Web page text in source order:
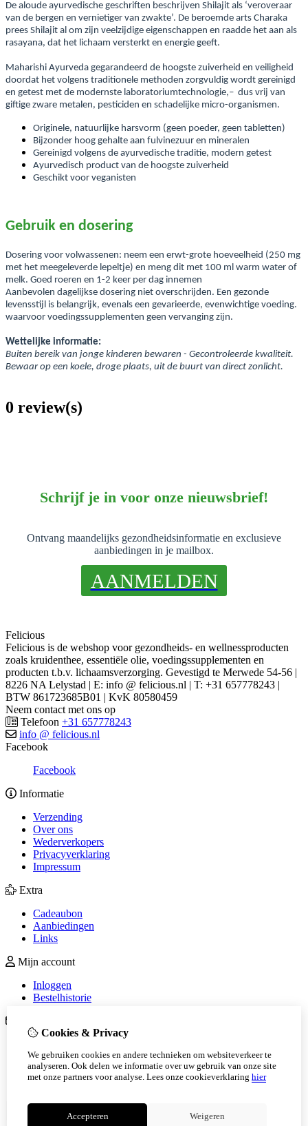
De aloude ayurvedische geschriften beschrijven Shilajit als ‘veroveraar
van de bergen en vernietiger van zwakte’. De beroemde arts Charaka
prees Shilajit al om zijn veelzijdige eigenschappen en raadde het aan als
rasayana, dat het lichaam versterkt en energie geeft.
Maharishi Ayurveda gegarandeerd de hoogste zuiverheid en veiligheid
doordat het volgens traditionele methoden zorgvuldig wordt gereinigd
en getest met de modernste laboratoriumtechnologie,– dus vrij van
giftige zware metalen, pesticiden en schadelijke micro-organismen.
Originele, natuurlijke harsvorm (geen poeder, geen tabletten)
Bijzonder hoog gehalte aan fulvinezuur en mineralen
Gereinigd volgens de ayurvedische traditie, modern getest
Ayurvedisch product van de hoogste zuiverheid
Geschikt voor veganisten
Gebruik en dosering
Dosering voor volwassenen: neem een erwt-grote hoeveelheid (250 mg
met het meegeleverde lepeltje) en meng dit met 100 ml warm water of
melk. Goed roeren en 1-2 keer per dag innemen
Aanbevolen dagelijkse dosering niet overschrijden. Een gezonde
levensstijl is belangrijk, evenals een gevarieerde, evenwichtige voeding.
waarvoor voedingssupplementen geen vervanging zijn.
Wettelijke informatie:
Buiten bereik van jonge kinderen bewaren - Gecontroleerde kwaliteit.
Bewaar op een koele, droge plaats, uit de buurt van direct zonlicht.
0 review(s)
Schrijf je in voor onze nieuwsbrief!
Ontvang maandelijks gezondheidsinformatie en exclusieve
aanbiedingen in je mailbox.
AANMELDEN
Felicious
Felicious is de webshop voor gezondheids- en wellnessproducten
zoals kruidenthee, essentiële olie, voedingssupplementen en
producten t.b.v. lichaamsverzorging. Gevestigd te Merwede 54-56 |
8226 NA Lelystad | E: info @ felicious.nl | T: +31 657778243 |
BTW 861723685B01 | KvK 80580459
Neem contact met ons op
Telefoon +31 657778243
info @ felicious.nl
Facebook
Facebook
Informatie
Verzending
Over ons
Wederverkopers
Privacyverklaring
Impressum
Extra
Cadeaubon
Aanbiedingen
Links
Mijn account
Inloggen
Bestelhistorie
Sitemap
Betaalmethoden
Algemene voorwaarden
Cookies & Privacy
We gebruiken cookies en andere technieken om websiteverkeer te
analyseren. Ook delen we informatie over uw gebruik van onze site
met onze partners voor analyse. Lees onze cookieverklaring hier
Accepteren Weigeren